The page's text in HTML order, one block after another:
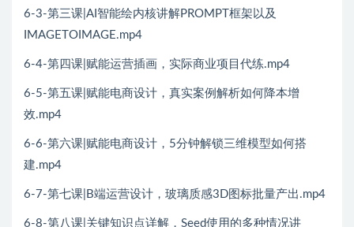
6-3-第三课|AI智能绘内核讲解PROMPT框架以及
IMAGETOIMAGE.mp4
6-4-第四课|赋能运营插画，实际商业项目代练.mp4
6-5-第五课|赋能电商设计，真实案例解析如何降本增
效.mp4
6-6-第六课|赋能电商设计，5分钟解锁三维模型如何搭
建.mp4
6-7-第七课|B端运营设计，玻璃质感3D图标批量产出.mp4
6-8-第八课|关键知识点详解，Seed使用的多种情况讲